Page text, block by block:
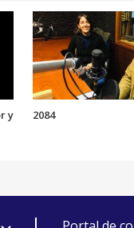
y
2084